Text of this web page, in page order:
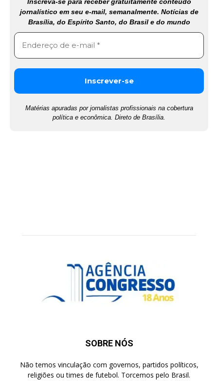
jornalístico em seu e-mail, semanalmente. Notícias de
Brasília, do Espírito Santo, do Brasil e do mundo
Matérias apuradas por jornalistas profissionais na cobertura
política e econômica. Direto de Brasília.
SOBRE NÓS
Não temos vinculação com governos, partidos políticos,
religiões ou times de futebol. Torcemos pelo Brasil.